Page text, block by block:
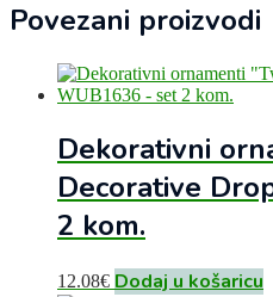
Povezani proizvodi
Dekorativni
Decorative
2 kom.
12.08€ Dodaj u košaricu